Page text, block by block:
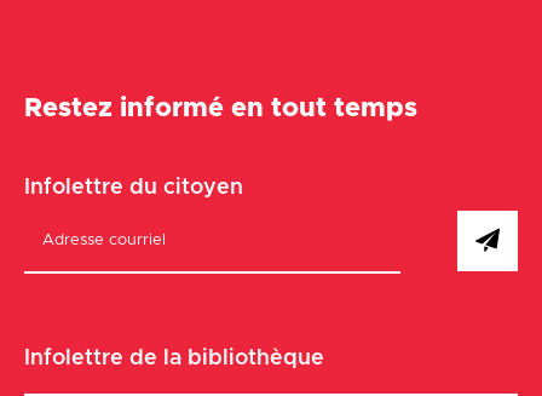
Restez informé en tout temps
Infolettre du citoyen
Infolettre de la bibliothèque